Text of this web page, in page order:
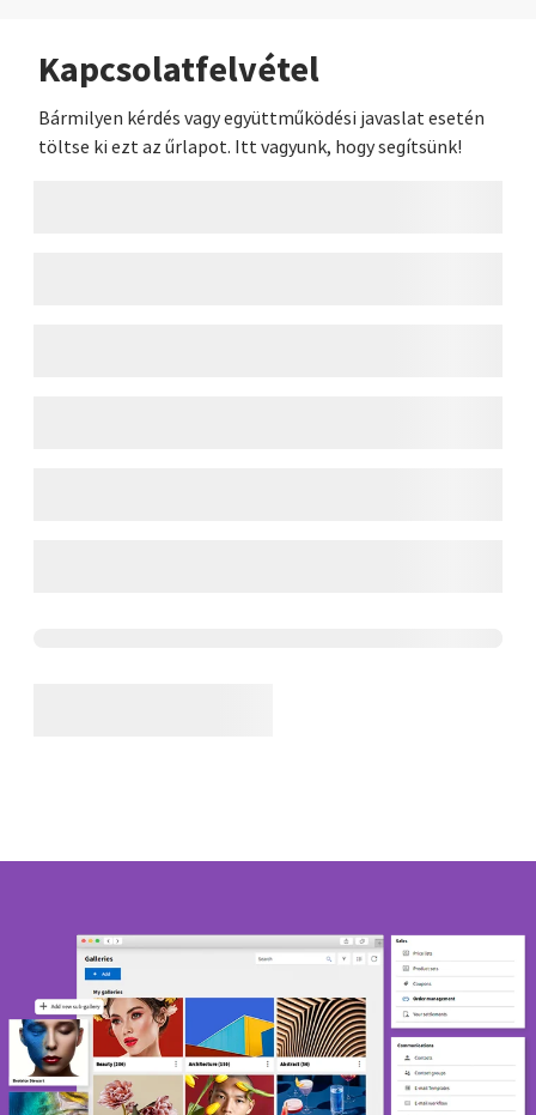
Kapcsolatfelvétel
Bármilyen kérdés vagy együttműködési javaslat esetén
töltse ki ezt az űrlapot. Itt vagyunk, hogy segítsünk!